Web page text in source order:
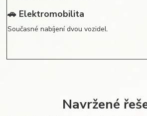
🚗 Elektromobilita
Současné nabíjení dvou vozidel.
Navržené